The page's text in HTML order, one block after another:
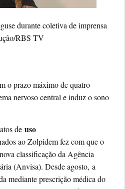
durante coletiva de imprensa
RBS TV
o prazo máximo de quatro
nervoso central e induz o sono
de uso
ao Zolpidem fez com que o
classificação da Agência
(Anvisa). Desde agosto, a
mediante prescrição médica do